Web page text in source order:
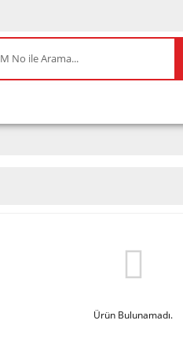
Ürün Bulunamadı.